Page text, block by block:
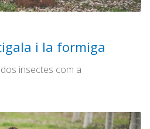
i la formiga
insectes com a